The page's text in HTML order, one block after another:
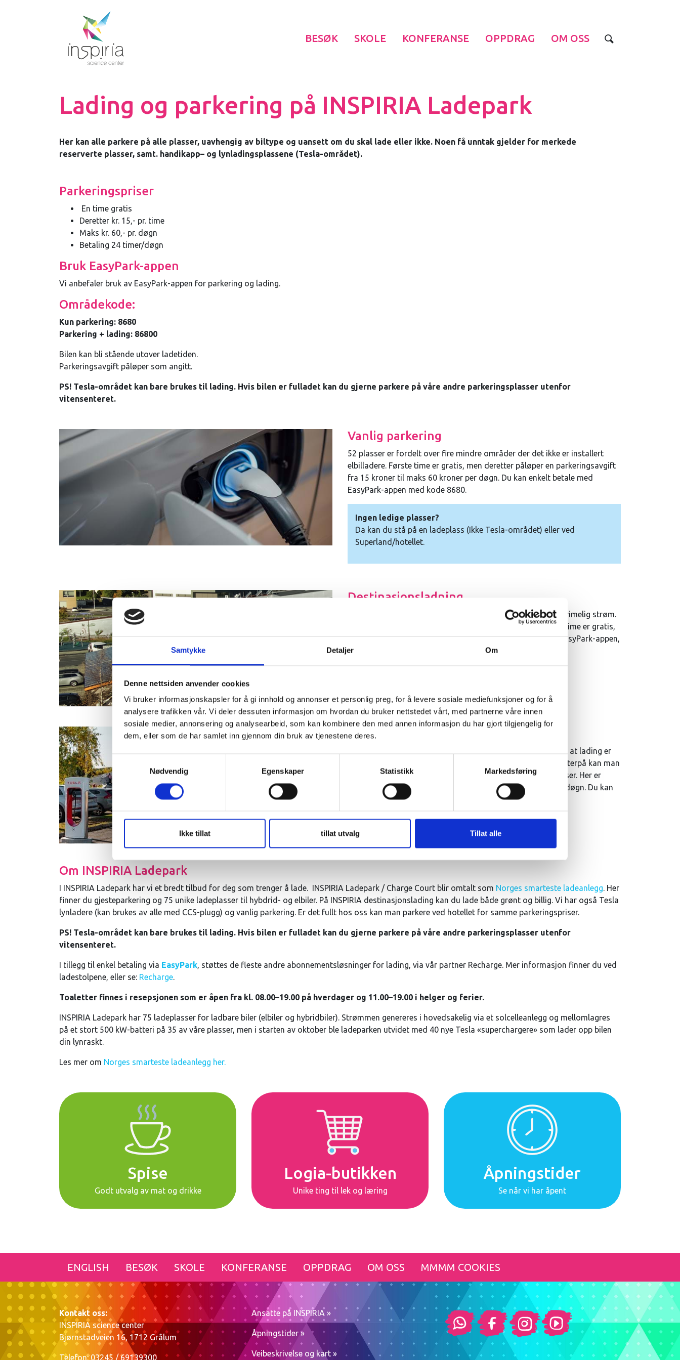
Samtykke Detaljer Om
Denne nettsiden anvender cookies
Vi bruker informasjonskapsler for å gi innhold og annonser et personlig preg, for å levere sosiale mediefunksjoner og for å
analysere trafikken vår. Vi deler dessuten informasjon om hvordan du bruker nettstedet vårt, med partnerne våre innen
sosiale medier, annonsering og analysearbeid, som kan kombinere den med annen informasjon du har gjort tilgjengelig for
dem, eller som de har samlet inn gjennom din bruk av tjenestene deres.
Nødvendig
Egenskaper Statistikk Markedsføring
Ikke tillat tillat utvalg Tillat alle
BESØK SKOLE KONFERANSE OPPDRAG OM OSS
Lading og parkering på INSPIRIA Ladepark
Her kan alle parkere på alle plasser, uavhengig av biltype og uansett om du skal lade eller ikke. Noen få unntak gjelder for merkede
reserverte plasser, samt. handikapp– og lynladingsplassene (Tesla-området).
Parkeringspriser
En time gratis
Deretter kr. 15,- pr. time
Maks kr. 60,- pr. døgn
Betaling 24 timer/døgn
Bruk EasyPark-appen
Vi anbefaler bruk av EasyPark-appen for parkering og lading.
Områdekode:
Kun parkering: 8680
Parkering + lading: 86800
Bilen kan bli stående utover ladetiden.
Parkeringsavgift påløper som angitt.
PS! Tesla-området kan bare brukes til lading. Hvis bilen er fulladet kan du gjerne parkere på våre andre parkeringsplasser utenfor
vitensenteret.
Vanlig parkering
52 plasser er fordelt over fire mindre områder der det ikke er installert
elbilladere. Første time er gratis, men deretter påløper en parkeringsavgift
fra 15 kroner til maks 60 kroner per døgn. Du kan enkelt betale med
EasyPark-appen med kode 8680.
Ingen ledige plasser?
Da kan du stå på en ladeplass (Ikke Tesla-området) eller ved
Superland/hotellet.
Destinasjonsladning
35 plasser med strøm fra solceller. 11 KW ladere og relativt rimelig strøm.
Her kan du også bli stående etter at lading er ferdig. Første time er gratis,
deretter 15 kroner til maks 60 kroner per døgn. Betal med EasyPark-appen,
kode 86800.
Tesla lynladning
40 plasser for alle biler med CCS plugg. Bilen må flyttes etter at lading er
ferdig, men det er ingen parkeringsavgift mens man lader. Etterpå kan man
stå på INSPIRIA sine ladeplasser eller vanlige parkeringsplasser. Her er
første time gratis, deretter 15 kroner til maks 60 kroner per døgn. Du kan
enkelt betale med EasyPark-appen med kode 8680.
Om INSPIRIA Ladepark
I INSPIRIA Ladepark har vi et bredt tilbud for deg som trenger å lade. INSPIRIA Ladepark / Charge Court blir omtalt som Norges smarteste ladeanlegg. Her
finner du gjesteparkering og 75 unike ladeplasser til hybdrid- og elbiler. På INSPIRIA destinasjonslading kan du lade både grønt og billig. Vi har også Tesla
lynladere (kan brukes av alle med CCS-plugg) og vanlig parkering. Er det fullt hos oss kan man parkere ved hotellet for samme parkeringspriser.
PS! Tesla-området kan bare brukes til lading. Hvis bilen er fulladet kan du gjerne parkere på våre andre parkeringsplasser utenfor
vitensenteret.
I tillegg til enkel betaling via EasyPark, støttes de fleste andre abonnementsløsninger for lading, via vår partner Recharge. Mer informasjon finner du ved
ladestolpene, eller se: Recharge.
Toaletter finnes i resepsjonen som er åpen fra kl. 08.00–19.00 på hverdager og 11.00–19.00 i helger og ferier.
INSPIRIA Ladepark har 75 ladeplasser for ladbare biler (elbiler og hybridbiler). Strømmen genereres i hovedsakelig via et solcelleanlegg og mellomlagres
på et stort 500 kW-batteri på 35 av våre plasser, men i starten av oktober ble ladeparken utvidet med 40 nye Tesla «superchargere» som lader opp bilen
din lynraskt.
Les mer om Norges smarteste ladeanlegg her.
Spise
Godt utvalg av mat og drikke
Logia-butikken
Unike ting til lek og læring
Åpningstider
Se når vi har åpent
ENGLISH BESØK SKOLE KONFERANSE OPPDRAG OM OSS MMMM COOKIES
Kontakt oss:
INSPIRIA science center
Bjørnstadveien 16, 1712 Grålum
Telefon: 03245 / 69139300
Ansatte på INSPIRIA »
Åpningstider »
Veibeskrivelse og kart »